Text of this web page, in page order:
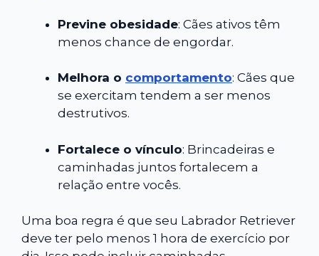
Previne obesidade: Cães ativos têm
menos chance de engordar.
Melhora o comportamento: Cães que
se exercitam tendem a ser menos
destrutivos.
Fortalece o vínculo: Brincadeiras e
caminhadas juntos fortalecem a
relação entre vocês.
Uma boa regra é que seu Labrador Retriever
deve ter pelo menos 1 hora de exercício por